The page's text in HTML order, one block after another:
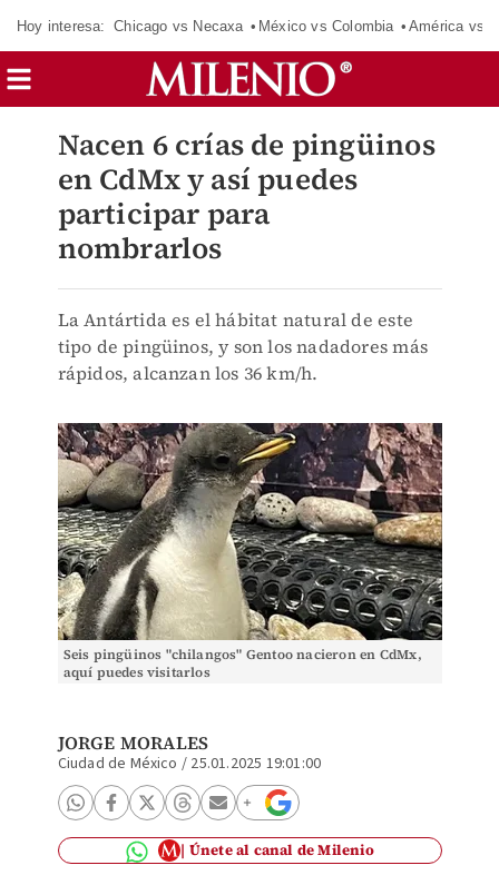
Hoy interesa: Chicago vs Necaxa México vs Colombia América vs
Nacen 6 crías de pingüinos
en CdMx y así puedes
participar para
nombrarlos
La Antártida es el hábitat natural de este
tipo de pingüinos, y son los nadadores más
rápidos, alcanzan los 36 km/h.
Seis pingüinos "chilangos" Gentoo nacieron en CdMx,
aquí puedes visitarlos
JORGE MORALES
Ciudad de México / 25.01.2025 19:01:00
Únete al canal de Milenio